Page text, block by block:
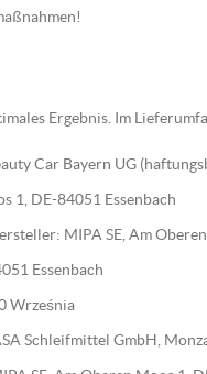
Ergebnis. Im
Car Bayern UG
1, DE-84051 Essenbach
MIPA SE, Am
Essenbach
Września
Schleifmittel GmbH,